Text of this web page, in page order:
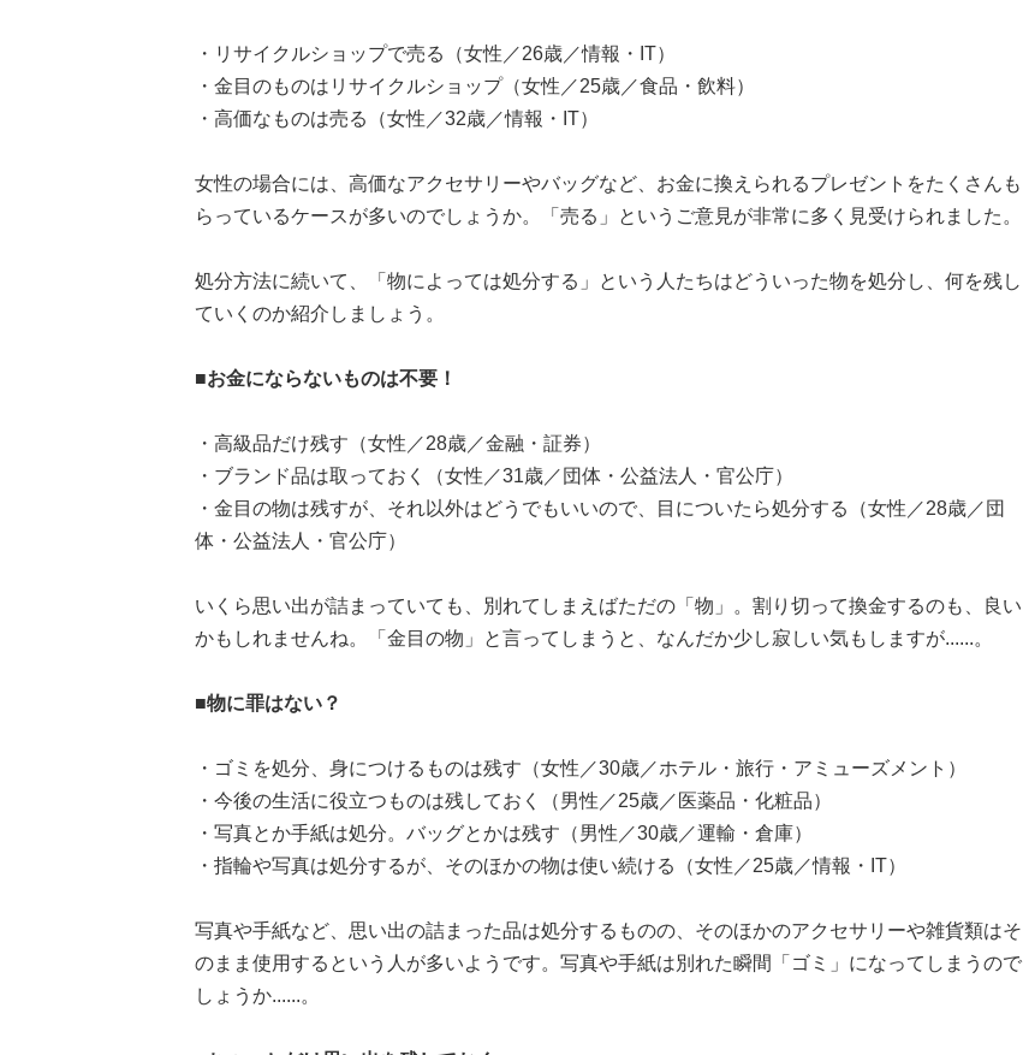
・リサイクルショップで売る（女性／26歳／情報・IT）
・金目のものはリサイクルショップ（女性／25歳／食品・飲料）
・高価なものは売る（女性／32歳／情報・IT）
女性の場合には、高価なアクセサリーやバッグなど、お金に換えられるプレゼントをたくさんも
らっているケースが多いのでしょうか。「売る」というご意見が非常に多く見受けられました。
処分方法に続いて、「物によっては処分する」という人たちはどういった物を処分し、何を残し
ていくのか紹介しましょう。
■お金にならないものは不要！
・高級品だけ残す（女性／28歳／金融・証券）
・ブランド品は取っておく（女性／31歳／団体・公益法人・官公庁）
・金目の物は残すが、それ以外はどうでもいいので、目についたら処分する（女性／28歳／団
体・公益法人・官公庁）
いくら思い出が詰まっていても、別れてしまえばただの「物」。割り切って換金するのも、良い
かもしれませんね。「金目の物」と言ってしまうと、なんだか少し寂しい気もしますが......。
■物に罪はない？
・ゴミを処分、身につけるものは残す（女性／30歳／ホテル・旅行・アミューズメント）
・今後の生活に役立つものは残しておく（男性／25歳／医薬品・化粧品）
・写真とか手紙は処分。バッグとかは残す（男性／30歳／運輸・倉庫）
・指輪や写真は処分するが、そのほかの物は使い続ける（女性／25歳／情報・IT）
写真や手紙など、思い出の詰まった品は処分するものの、そのほかのアクセサリーや雑貨類はそ
のまま使用するという人が多いようです。写真や手紙は別れた瞬間「ゴミ」になってしまうので
しょうか......。